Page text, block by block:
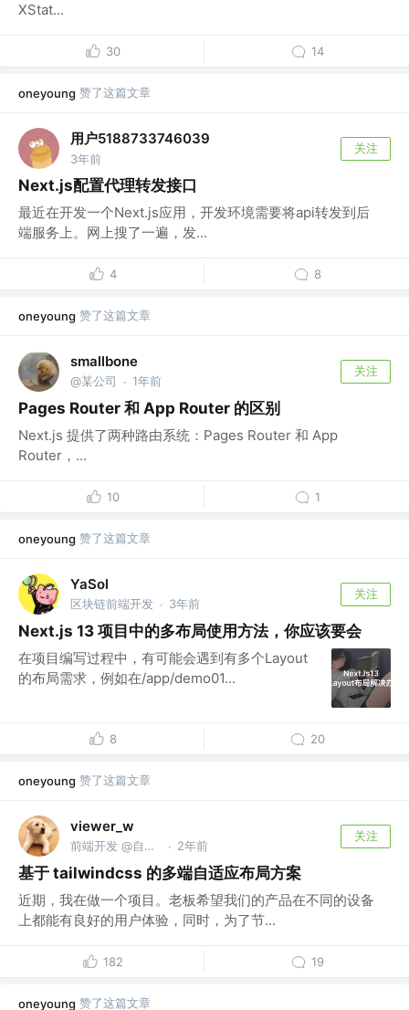
XStat...
30 14
oneyoung 赞了这篇文章
用户5188733746039
3年前
关注
Next.js配置代理转发接口
最近在开发一个Next.js应用，开发环境需要将api转发到后
端服务上。网上搜了一遍，发...
4 8
oneyoung 赞了这篇文章
smallbone
@某公司 · 1年前
关注
Pages Router 和 App Router 的区别
Next.js 提供了两种路由系统：Pages Router 和 App
Router，...
10 1
oneyoung 赞了这篇文章
YaSol
区块链前端开发 · 3年前
关注
Next.js 13 项目中的多布局使用方法，你应该要会
在项目编写过程中，有可能会遇到有多个Layout
的布局需求，例如在/app/demo01...
8 20
oneyoung 赞了这篇文章
viewer_w
前端开发 @自由职业 · 2年前
关注
基于 tailwindcss 的多端自适应布局方案
近期，我在做一个项目。老板希望我们的产品在不同的设备
上都能有良好的用户体验，同时，为了节...
182 19
oneyoung 赞了这篇文章